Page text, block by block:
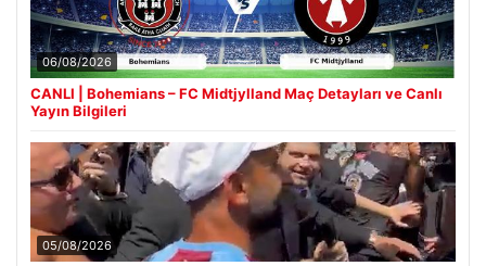
06/08/2026
CANLI | Bohemians – FC Midtjylland Maç Detayları ve Canlı
Yayın Bilgileri
05/08/2026